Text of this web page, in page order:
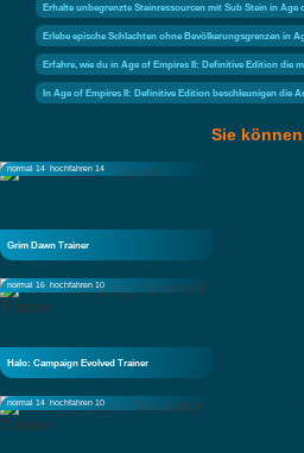
Erhalte unbegrenzte Steinressourcen mit Sub Stein in
Erlebe epische Schlachten ohne Bevölkerungsgrenzen in
Erfahre, wie du in Age of Empires II: Definitive Edition die
In Age of Empires II: Definitive Edition beschleunigen die
Sie
normal 14 hochfahren 14
Grim Dawn Trainer
normal 16 hochfahren 10
Halo: Campaign Evolved Trainer
normal 14 hochfahren 10